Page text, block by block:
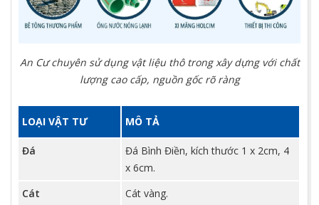
An Cư chuyên sử dụng vật liệu thô trong xây dựng với chất
lượng cao cấp, nguồn gốc rõ ràng
LOẠI VẬT TƯ MÔ TẢ
Đá
Đá Bình Điền, kích thước 1 x 2cm, 4
x 6cm.
Cát
Cát vàng.